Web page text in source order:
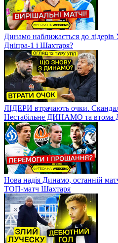
Лідерство ДНІПРА-1 і
несподівана ЗОРЯ. Сенсаційні
Динамо наближається до
Дніпра-1 і Шахтаря?
ЛІДЕРИ втрачають очки.
Нестабільне ДИНАМО та втома
Нова надія Динамо, останній
ТОП-матч Шахтаря